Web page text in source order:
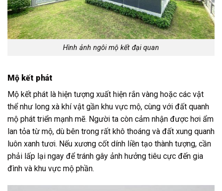
Hình ảnh ngôi mộ kết đại quan
Mộ kết phát
Mộ kết phát là hiện tượng xuất hiện rắn vàng hoặc các vật
thể như long xà khí vật gần khu vực mộ, cùng với đất quanh
mộ phát triển mạnh mẽ. Người ta còn cảm nhận được hơi ẩm
lan tỏa từ mộ, dù bên trong rất khô thoáng và đất xung quanh
luôn xanh tươi. Nếu xương cốt dính liền tạo thành tượng, cần
phải lấp lại ngay để tránh gây ảnh hưởng tiêu cực đến gia
đình và khu vực mộ phần.